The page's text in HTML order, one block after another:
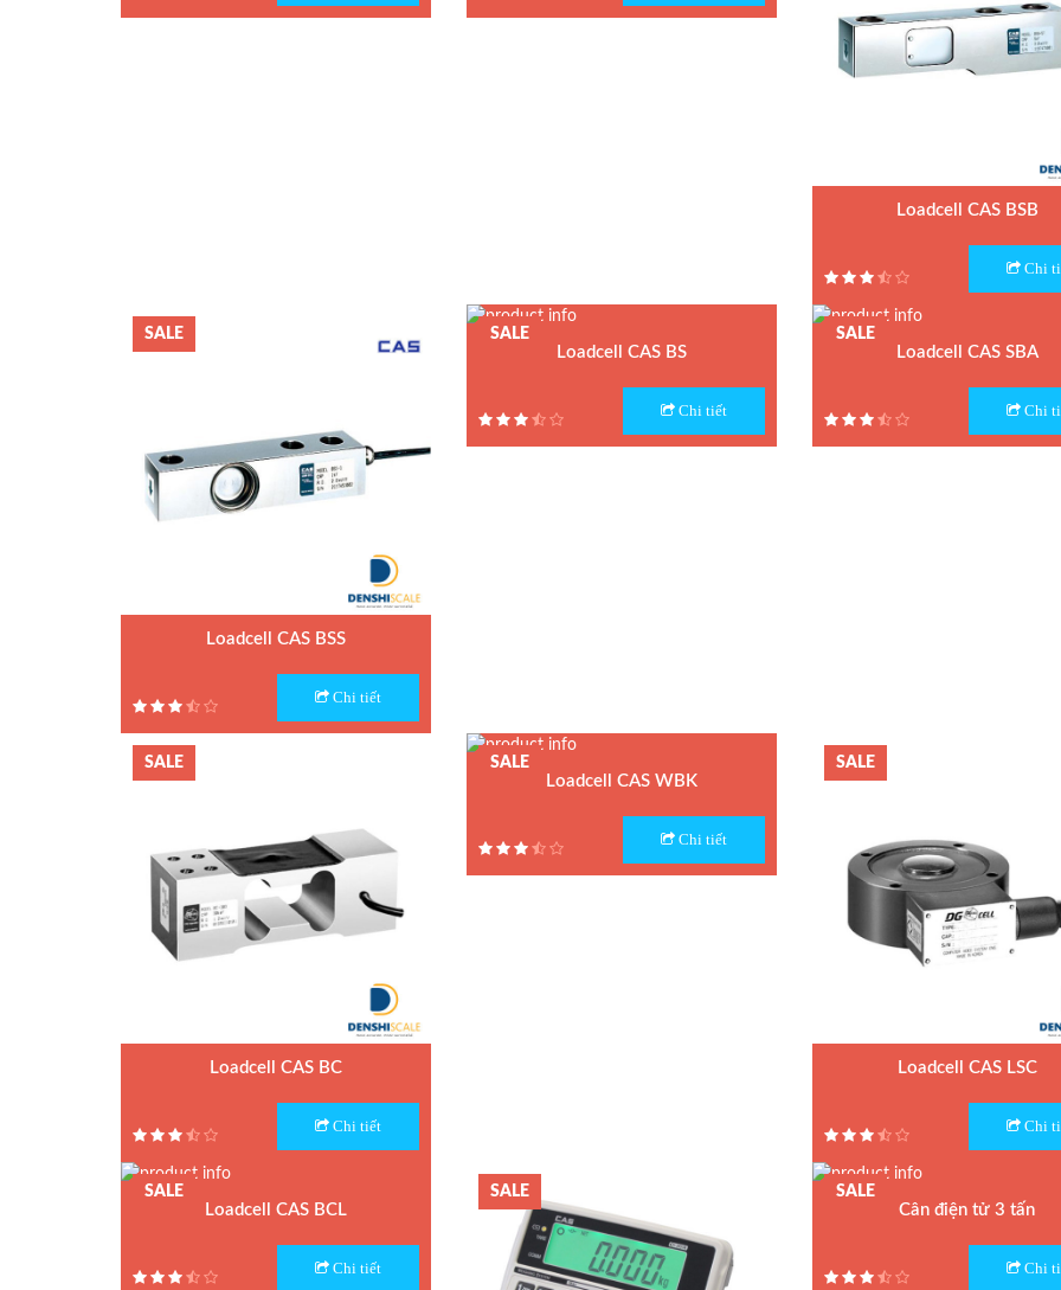
Loadcell Mettler Toledo
Quả cân chuẩn E2
Quả cân chuẩn F1
Phụ kiện cân điện tử
Loadcell Curiotec
Bảo hành: 1.5 năm
Loadcell CAS BSB
Hãng sản xuất : CAS
Xuất xứ : Hàn Quốc
Bảo hành: 1 năm
Chi
SALE
Loadcell CAS BSS
Hãng sản xuất : CAS
Xuất xứ : Hàn Quốc
Bảo hành: 1 năm
Chi tiết
SALE
Loadcell CAS BS
Hãng sản xuất : CAS
Xuất xứ : Hàn Quốc
Chi tiết
SALE
Loadcell CAS SBA
Hãng sản xuất : CAS
Xuất xứ : Hàn Quốc
Chi
SALE
Loadcell CAS BC
Model : Loadcell BC CAS
Hãng sản xuất : CAS
Xuất xứ : Hàn Quốc
Bảo hành: 1 năm
Chi tiết
SALE
Loadcell CAS WBK
Model : Loadcell WBK
Hãng sản xuất : CAS
Xuất xứ : Hàn Quốc
Chi tiết
SALE
Loadcell CAS LSC
Hãng sản xuất : CAS
Xuất xứ : Hàn Quốc
Bảo hành: 1 năm
Chi
SALE
Loadcell CAS BCL
Hãng sản xuất : CAS
Chi tiết
SALE SALE
Cân điện tử 3 tấn
Model : Cân sàn điện tử CI-201A CAS
Hãng sản xuất : CAS
Chi